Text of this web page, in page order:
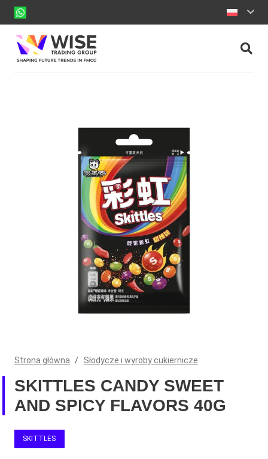
Strona główna / Słodycze i wyroby cukiernicze
SKITTLES CANDY SWEET
AND SPICY FLAVORS 40G
SKITTLES